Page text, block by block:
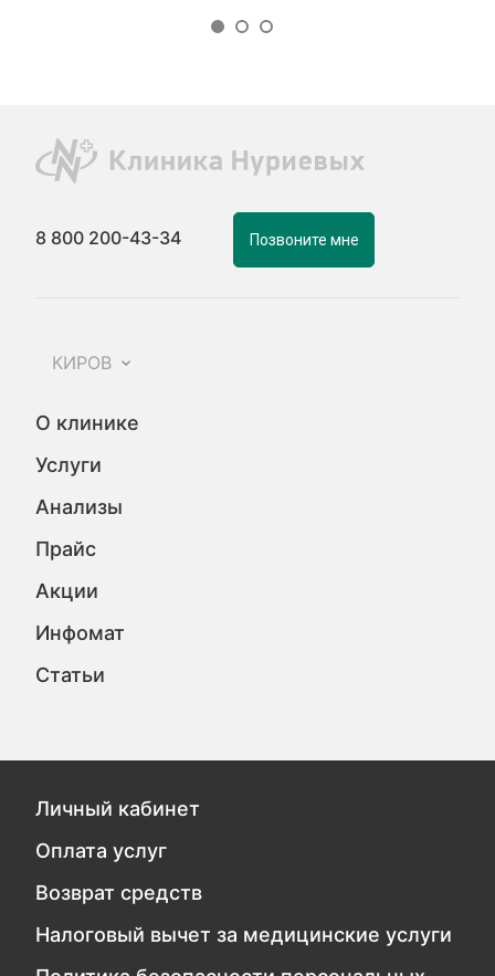
8 800 200-43-34 Позвоните мне
КИРОВ
О клинике
Услуги
Анализы
Прайс
Акции
Инфомат
Статьи
Личный кабинет
Оплата услуг
Возврат средств
Налоговый вычет за медицинские услуги